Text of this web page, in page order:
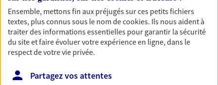
Liste Carte
Agent Général d'assurance exclusif AXA
Ensemble, mettons fin aux préjugés sur ces petits fichiers
textes, plus connus sous le nom decookies. Ils nous aident à
traiter des informations essentielles pour garantir la sécurité
du site et faire évoluer votre expérience en ligne, dans le
respect de votre vie privée.
Partagez vos attentes